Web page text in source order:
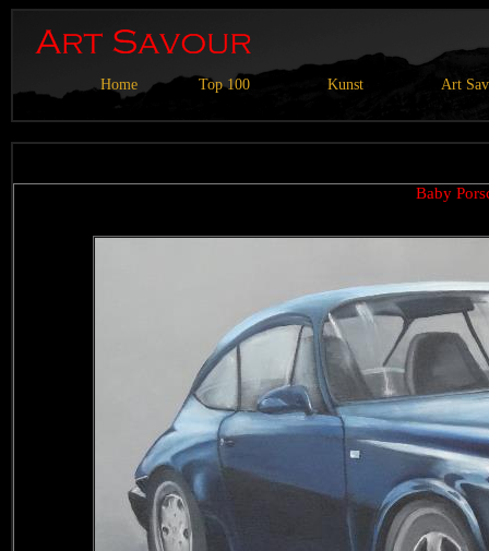
Home Top 100 Kunst Art
Baby